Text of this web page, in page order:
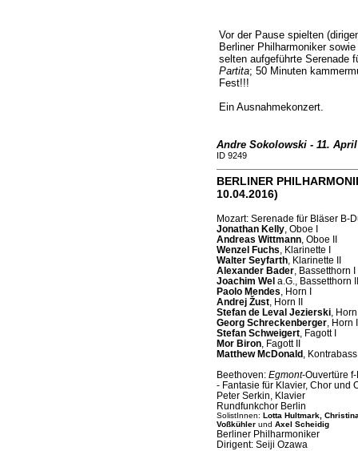
Vor der Pause spielten
Berliner Philharmoniker
selten aufgeführte Serenade
Partita; 50 Minuten
Fest!!!
Ein Ausnahmekonzert.
Andre Sokolowski - 11. April
ID 9249
BERLINER
10.04.2016)
Mozart: Serenade für Bläser B-
Jonathan Kelly, Oboe I
Andreas Wittmann, Oboe II
Wenzel Fuchs , Klarinette I
Walter Seyfarth, Klarinette II
Alexander Bader, Bassetthorn I
Joachim Wel a.G., Bassetthorn II
Paolo Mendes , Horn I
Andrej Žust, Horn II
Stefan de Leval Jezierski, Horn
Georg Schreckenberger, Horn
Stefan Schweigert, Fagott I
Mor Biron, Fagott II
Matthew McDonald
, Kontrabass
Beethoven: Egmont-Ouvertüre
- Fantasie für Klavier, Chor und
Peter Serkin, Klavier
Rundfunkchor Berlin
SolistInnen: Lotta Hultmark,
Voßkühlerund Axel Scheidig
Berliner Philharmoniker
Dirigent: Seiji Ozawa